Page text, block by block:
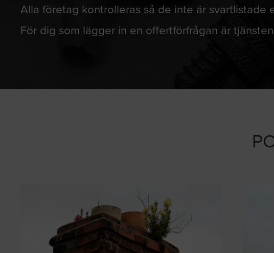
Alla företag kontrolleras så de inte är svartlistade
För dig som lägger in en offertförfrågan är